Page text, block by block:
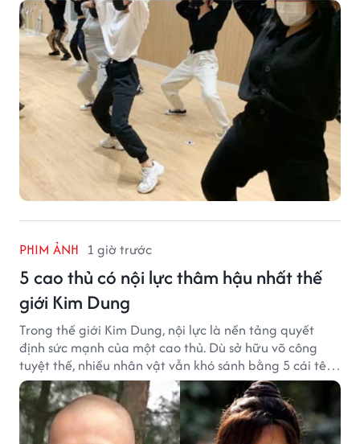
PHIM ẢNH 1 giờ trước
5 cao thủ có nội lực thâm hậu nhất thế
giới Kim Dung
Trong thế giới Kim Dung, nội lực là nền tảng quyết
định sức mạnh của một cao thủ. Dù sở hữu võ công
tuyệt thế, nhiều nhân vật vẫn khó sánh bằng 5 cái tên
dưới đây về độ thâm hậu của chân khí.